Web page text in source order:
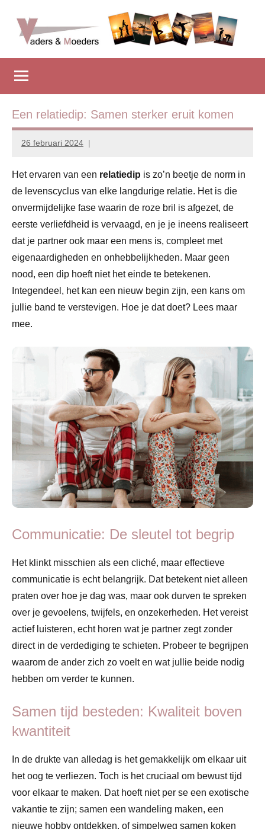
inhoud
springen
Vadersenmoeders
iedereen
wel
eens
hulp
Een relatiedip: Samen sterker eruit komen
26 februari 2024
Marion
Het ervaren van een relatiedip is zo’n beetje de norm in
de levenscyclus van elke langdurige relatie. Het is die
onvermijdelijke fase waarin de roze bril is afgezet, de
eerste verliefdheid is vervaagd, en je je ineens realiseert
dat je partner ook maar een mens is, compleet met
eigenaardigheden en onhebbelijkheden. Maar geen
nood, een dip hoeft niet het einde te betekenen.
Integendeel, het kan een nieuw begin zijn, een kans om
jullie band te verstevigen. Hoe je dat doet? Lees maar
mee.
Communicatie: De sleutel tot begrip
Het klinkt misschien als een cliché, maar effectieve
communicatie is echt belangrijk. Dat betekent niet alleen
praten over hoe je dag was, maar ook durven te spreken
over je gevoelens, twijfels, en onzekerheden. Het vereist
actief luisteren, echt horen wat je partner zegt zonder
direct in de verdediging te schieten. Probeer te begrijpen
waarom de ander zich zo voelt en wat jullie beide nodig
hebben om verder te kunnen.
Samen tijd besteden: Kwaliteit boven
kwantiteit
In de drukte van alledag is het gemakkelijk om elkaar uit
het oog te verliezen. Toch is het cruciaal om bewust tijd
voor elkaar te maken. Dat hoeft niet per se een exotische
vakantie te zijn; samen een wandeling maken, een
nieuwe hobby ontdekken, of simpelweg samen koken